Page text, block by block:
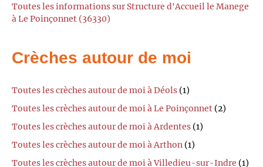
Toutes les informations sur Structure d'Accueil le Manege
à Le Poinçonnet (36330)
Crèches autour de moi
Toutes les crèches autour de moi à Déols (1)
Toutes les crèches autour de moi à Le Poinçonnet (2)
Toutes les crèches autour de moi à Ardentes (1)
Toutes les crèches autour de moi à Arthon (1)
Toutes les crèches autour de moi à Villedieu-sur-Indre (1)